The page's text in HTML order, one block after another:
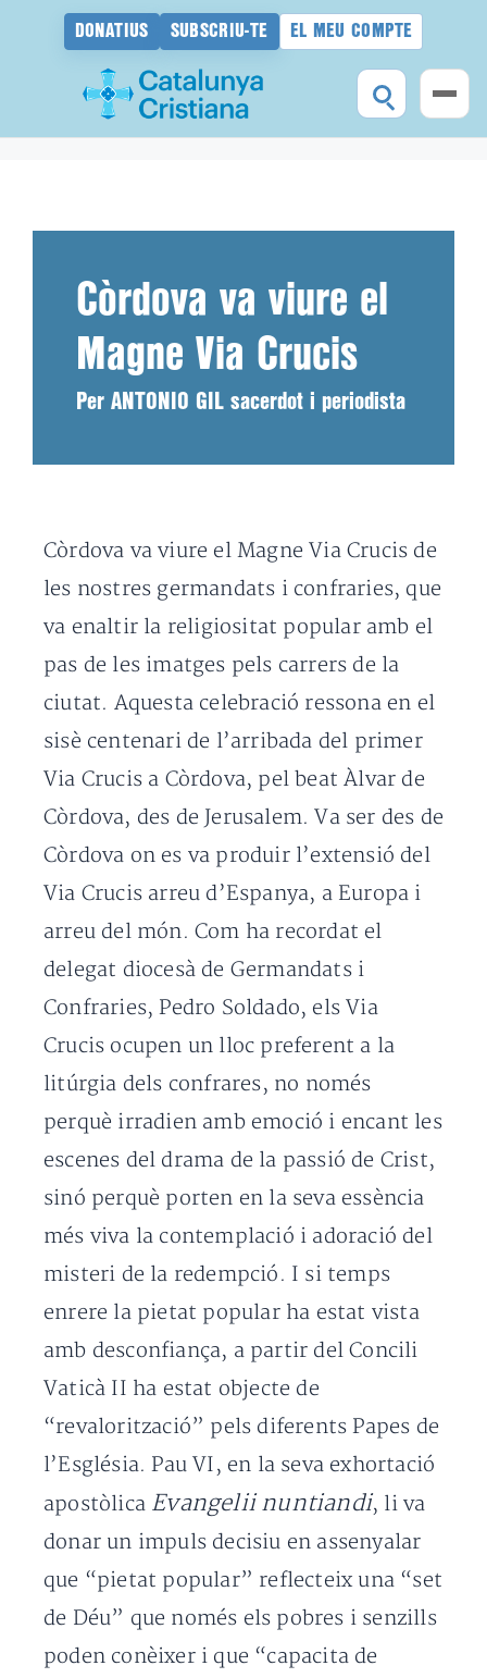
DONATIUS SUBSCRIU-TE EL MEU COMPTE
Còrdova va viure el
Magne Via Crucis
Per ANTONIO GIL sacerdot i periodista
Còrdova va viure el Magne Via Crucis de
les nostres germandats i confraries, que
va enaltir la religiositat popular amb el
pas de les imatges pels carrers de la
ciutat. Aquesta celebració ressona en el
sisè centenari de l’arribada del primer
Via Crucis a Còrdova, pel beat Àlvar de
Còrdova, des de Jerusalem. Va ser des de
Còrdova on es va produir l’extensió del
Via Crucis arreu d’Espanya, a Europa i
arreu del món. Com ha recordat el
delegat diocesà de Germandats i
Confraries, Pedro Soldado, els Via
Crucis ocupen un lloc preferent a la
litúrgia dels confrares, no només
perquè irradien amb emoció i encant les
escenes del drama de la passió de Crist,
sinó perquè porten en la seva essència
més viva la contemplació i adoració del
misteri de la redempció. I si temps
enrere la pietat popular ha estat vista
amb desconfiança, a partir del Concili
Vaticà II ha estat objecte de
“revalorització” pels diferents Papes de
l’Església. Pau VI, en la seva exhortació
apostòlica Evangelii nuntiandi, li va
donar un impuls decisiu en assenyalar
que “pietat popular” reflecteix una “set
de Déu” que només els pobres i senzills
poden conèixer i que “capacita de